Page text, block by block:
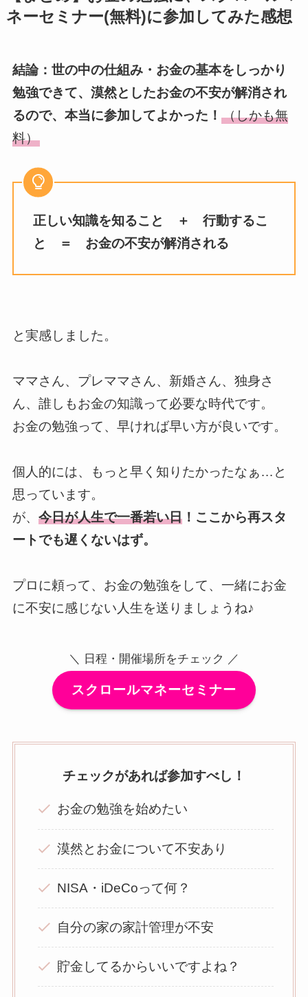
ネーセミナー(無料)に参加してみた感想
結論：世の中の仕組み・お金の基本をしっかり
勉強できて、漠然としたお金の不安が解消され
るので、本当に参加してよかった！ （しかも無
料）
正しい知識を知ること ＋ 行動するこ
と ＝ お金の不安が解消される
と実感しました。
ママさん、プレママさん、新婚さん、独身さ
ん、誰しもお金の知識って必要な時代です。
お金の勉強って、早ければ早い方が良いです。
個人的には、もっと早く知りたかったなぁ…と
思っています。
が、 今日が人生で一番若い日！ここから再スタ
ートでも遅くないはず。
プロに頼って、お金の勉強をして、一緒にお金
に不安に感じない人生を送りましょうね♪
＼ 日程・開催場所をチェック ／
スクロールマネーセミナー
チェックがあれば参加すべし！
お金の勉強を始めたい
漠然とお金について不安あり
NISA・iDeCoって何？
自分の家の家計管理が不安
貯金してるからいいですよね？